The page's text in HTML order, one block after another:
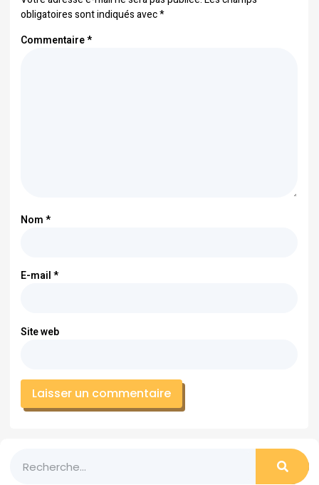
obligatoires sont indiqués avec*
Commentaire*
Nom*
E-mail*
Site web